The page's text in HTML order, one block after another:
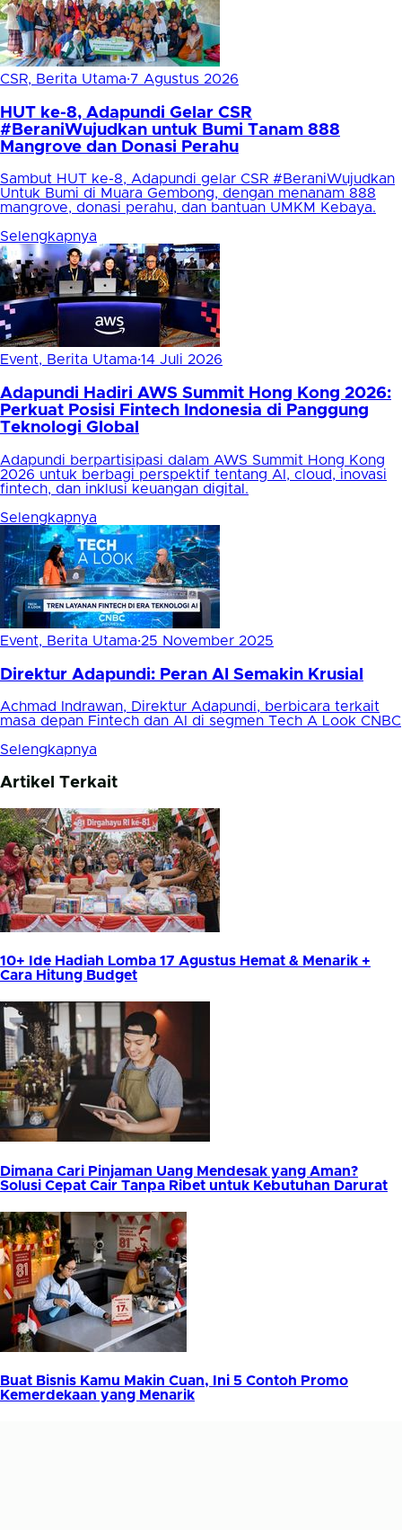
CSR, Berita Utama·7 Agustus 2026
HUT ke-8, Adapundi Gelar CSR
#BeraniWujudkan untuk Bumi Tanam 888
Mangrove dan Donasi Perahu
Sambut HUT ke-8, Adapundi gelar CSR #BeraniWujudkan
Untuk Bumi di Muara Gembong, dengan menanam 888
mangrove, donasi perahu, dan bantuan UMKM Kebaya.
Selengkapnya
Event, Berita Utama·14 Juli 2026
Adapundi Hadiri AWS Summit Hong Kong 2026:
Perkuat Posisi Fintech Indonesia di Panggung
Teknologi Global
Adapundi berpartisipasi dalam AWS Summit Hong Kong
2026 untuk berbagi perspektif tentang AI, cloud, inovasi
fintech, dan inklusi keuangan digital.
Selengkapnya
Event, Berita Utama·25 November 2025
Direktur Adapundi: Peran AI Semakin Krusial
Achmad Indrawan, Direktur Adapundi, berbicara terkait
masa depan Fintech dan AI di segmen Tech A Look CNBC
Selengkapnya
Artikel Terkait
10+ Ide Hadiah Lomba 17 Agustus Hemat & Menarik +
Cara Hitung Budget
Dimana Cari Pinjaman Uang Mendesak yang Aman?
Solusi Cepat Cair Tanpa Ribet untuk Kebutuhan Darurat
Buat Bisnis Kamu Makin Cuan, Ini 5 Contoh Promo
Kemerdekaan yang Menarik